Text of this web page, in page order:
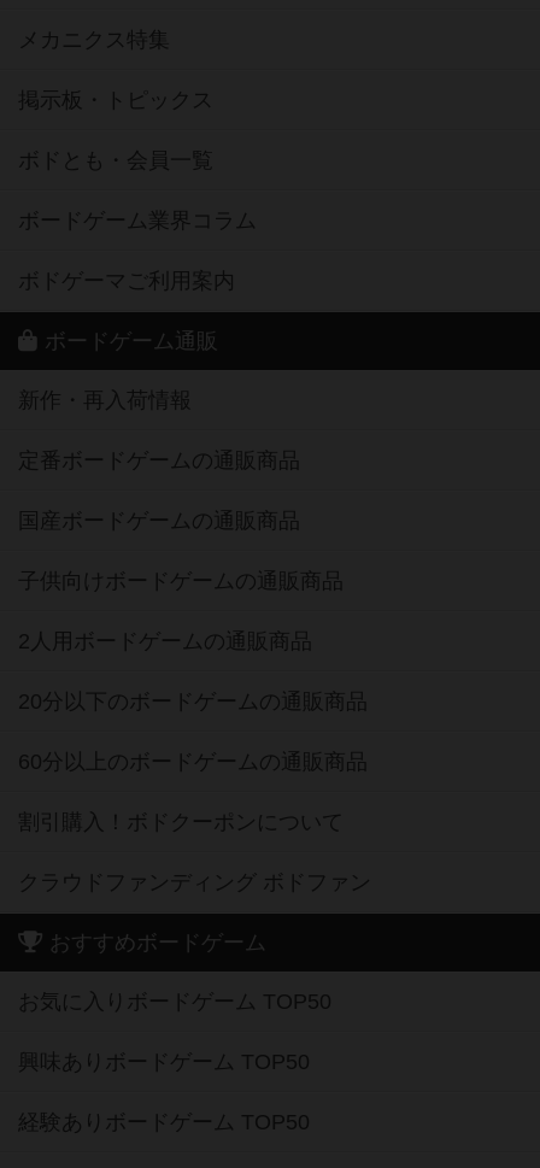
メカニクス特集
掲示板・トピックス
ボドとも・会員一覧
ボードゲーム業界コラム
ボドゲーマご利用案内
ボードゲーム通販
新作・再入荷情報
定番ボードゲームの通販商品
国産ボードゲームの通販商品
子供向けボードゲームの通販商品
2人用ボードゲームの通販商品
20分以下のボードゲームの通販商品
60分以上のボードゲームの通販商品
割引購入！ボドクーポンについて
クラウドファンディング ボドファン
おすすめボードゲーム
お気に入りボードゲーム TOP50
興味ありボードゲーム TOP50
経験ありボードゲーム TOP50